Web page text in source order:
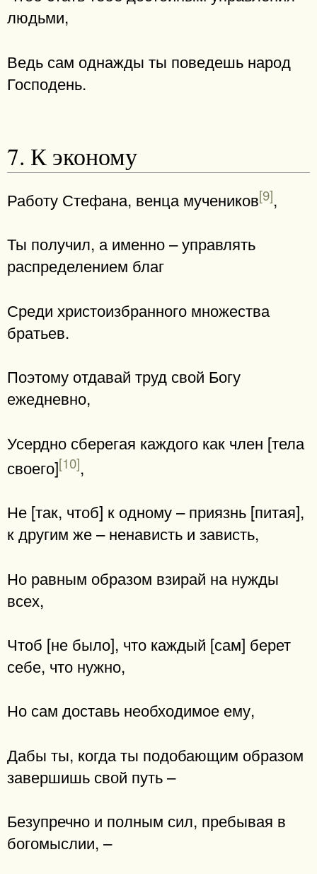
людьми,
Ведь сам однажды ты поведешь народ
Господень.
7. К эконому
Работу Стефана, венца мучеников[9],
Ты получил, а именно – управлять
распределением благ
Среди христоизбранного множества
братьев.
Поэтому отдавай труд свой Богу
ежедневно,
Усердно сберегая каждого как член [тела
своего][10],
Не [так, чтоб] к одному – приязнь [питая],
к другим же – ненависть и зависть,
Но равным образом взирай на нужды
всех,
Чтоб [не было], что каждый [сам] берет
себе, что нужно,
Но сам доставь необходимое ему,
Дабы ты, когда ты подобающим образом
завершишь свой путь –
Безупречно и полным сил, пребывая в
богомыслии, –